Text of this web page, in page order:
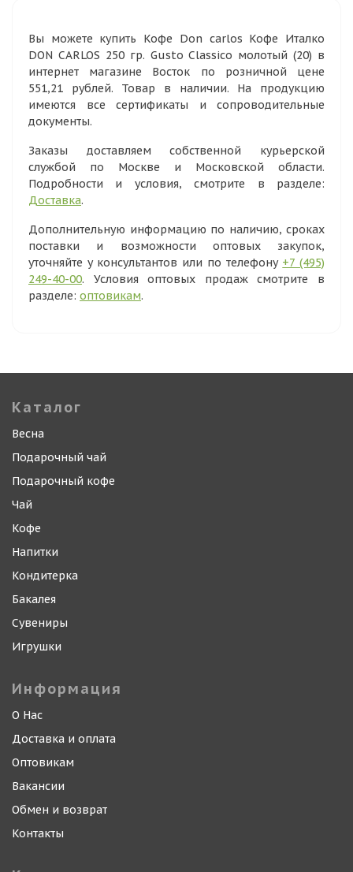
Вы можете купить Кофе Don carlos Кофе Италко
DON CARLOS 250 гр. Gusto Classico молотый (20) в
интернет магазине Восток по розничной цене
551,21 рублей. Товар в наличии. На продукцию
имеются все сертификаты и сопроводительные
документы.
Заказы доставляем собственной курьерской
службой по Москве и Московской области.
Подробности и условия, смотрите в разделе:
Доставка.
Дополнительную информацию по наличию, сроках
поставки и возможности оптовых закупок,
уточняйте у консультантов или по телефону +7 (495)
249-40-00. Условия оптовых продаж смотрите в
разделе: оптовикам.
Каталог
Весна
Подарочный чай
Подарочный кофе
Чай
Кофе
Напитки
Кондитерка
Бакалея
Сувениры
Игрушки
Информация
О Нас
Доставка и оплата
Оптовикам
Вакансии
Обмен и возврат
Контакты